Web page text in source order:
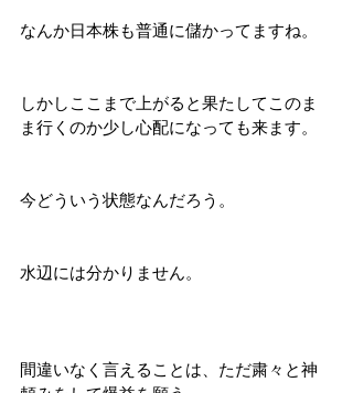
なんか日本株も普通に儲かってますね。
しかしここまで上がると果たしてこのま
ま行くのか少し心配になっても来ます。
今どういう状態なんだろう。
水辺には分かりません。
間違いなく言えることは、ただ粛々と神